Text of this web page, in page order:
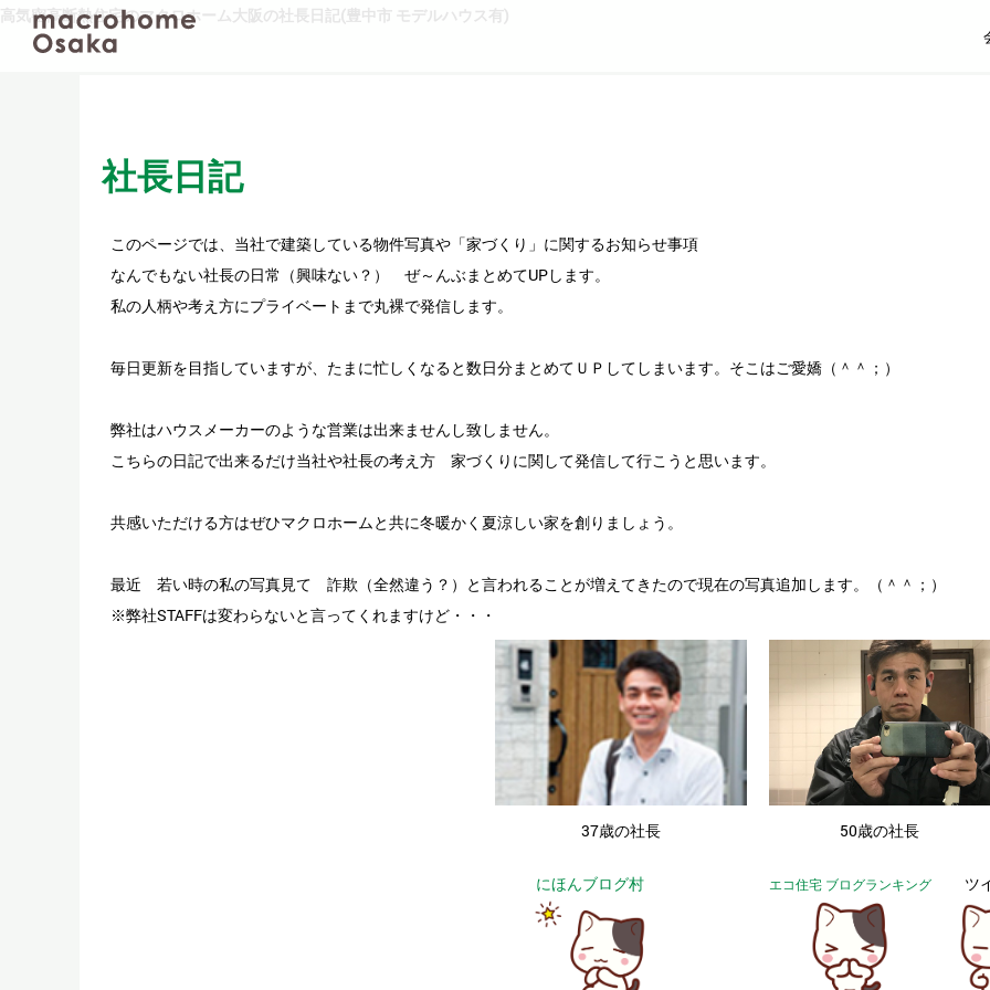
高気密高断熱住宅のマクロホーム大阪の社長日記(豊中市 モデルハウス有)
社長日記
このページでは、当社で建築している物件写真や「家づくり」に関するお知らせ事項
なんでもない社長の日常（興味ない？） ぜ～んぶまとめてUPします。
私の人柄や考え方にプライベートまで丸裸で発信します。
毎日更新を目指していますが、たまに忙しくなると数日分まとめてＵＰしてしまいます。そこはご愛嬌（＾＾；）
弊社はハウスメーカーのような営業は出来ませんし致しません。
こちらの日記で出来るだけ当社や社長の考え方 家づくりに関して発信して行こうと思います。
共感いただける方はぜひマクロホームと共に冬暖かく夏涼しい家を創りましょう。
最近 若い時の私の写真見て 詐欺（全然違う？）と言われることが増えてきたので現在の写真追加します。（＾＾；）
※弊社STAFFは変わらないと言ってくれますけど・・・
37歳の社長 50歳の社長
にほんブログ村 エコ住宅 ブログランキング ツ